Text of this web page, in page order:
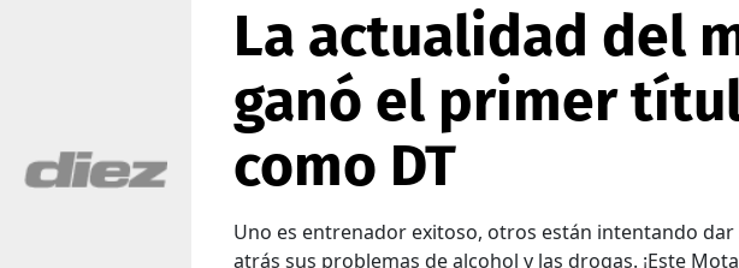
La actualidad del
ganó el primer
como DT
Uno es entrenador exitoso, otros están intentando
atrás sus problemas de alcohol y las drogas. ¡Este